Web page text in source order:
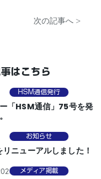
次の記事へ >
はこちら
HSM通信発行
「HSM通信」75号を発
お知らせ
ニューアルしました！
メディア掲載